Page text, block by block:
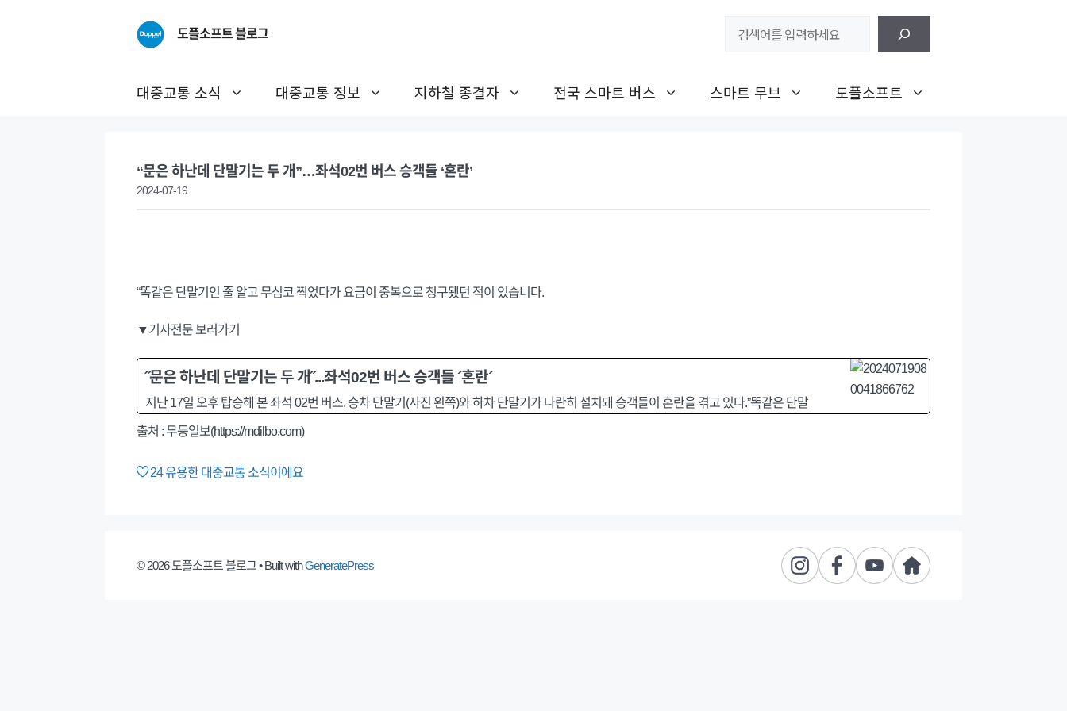
도플소프트 블로그
대중교통 소식 대중교통 정보 지하철 종결자 전국 스마트 버스 스마트 무브 도플소프트
“문은 하난데 단말기는 두 개”…좌석02번 버스 승객들 ‘혼란’
2024-07-19
“똑같은 단말기인 줄 알고 무심코 찍었다가 요금이 중복으로 청구됐던 적이 있습니다.
▼기사전문 보러가기
˝문은 하난데 단말기는 두 개˝...좌석02번 버스 승객들 ´혼란´
지난 17일 오후 탑승해 본 좌석 02번 버스. 승차 단말기(사진 왼쪽)와 하차 단말기가 나란히 설치돼 승객들이 혼란을 겪고 있다.”똑같은 단말
출처 : 무등일보(https://mdilbo.com)
24유용한 대중교통 소식이에요
© 2026 도플소프트 블로그• Built withGeneratePress